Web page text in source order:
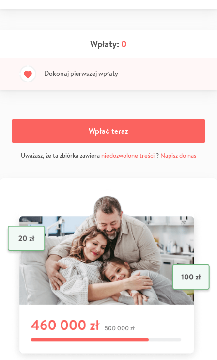
Wpłaty: 0
Dokonaj pierwszej wpłaty
Wpłać teraz
Uważasz, że ta zbiórka zawiera niedozwolone treści? Napisz do nas